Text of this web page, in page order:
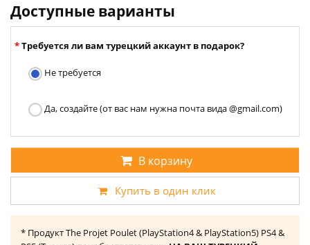
Доступные варианты
Требуется ли вам турецкий аккаунт в подарок?
Не требуется
Да, создайте (от вас нам нужна почта вида @gmail.com)
В корзину
Купить в один клик
* Продукт The Projet Poulet (PlayStation4 & PlayStation5) PS4 &